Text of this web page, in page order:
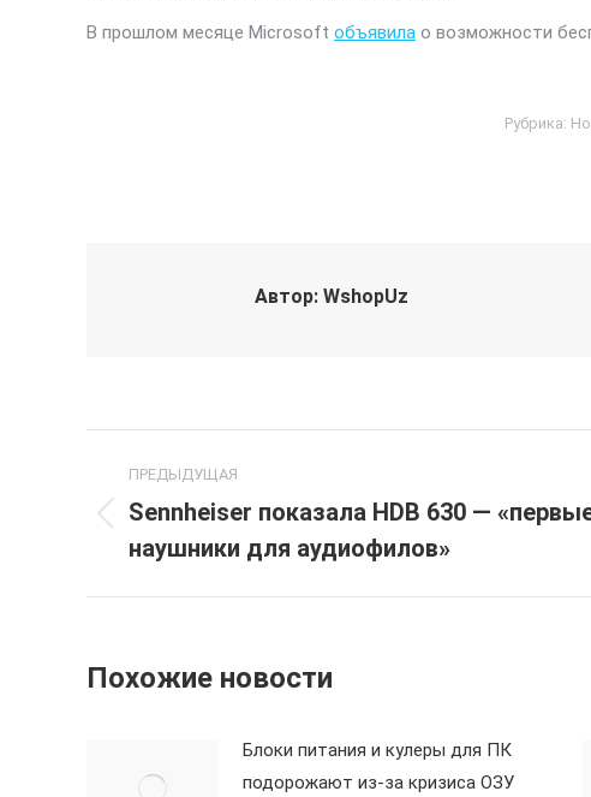
В прошлом месяце Microsoft объявила о возможности
Рубрика:
Автор: WshopUz
по
записям
ПРЕДЫДУЩАЯ
Предыдущая
запись:
Sennheiser показала HDB 630 —
наушники для аудиофилов»
Похожие новости
Блоки питания и кулеры для ПК
подорожают из-за кризиса ОЗУ